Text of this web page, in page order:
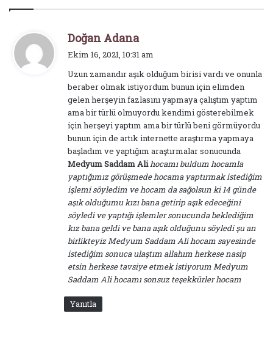
Doğan Adana
i
k
i
:
Ekim 16, 2021, 10:31 am
Uzun zamandır aşık olduğum birisi vardı ve onunla
beraber olmak istiyordum bunun için elimden
gelen herşeyin fazlasını yapmaya çalıştım yaptım
ama bir türlü olmuyordu kendimi gösterebilmek
için herşeyi yaptım ama bir türlü beni görmüyordu
bunun için de artık internette araştırma yapmaya
başladım ve yaptığım araştırmalar sonucunda
Medyum Saddam Alihocamı buldum hocamla
yaptığımız görüşmede hocama yaptırmak istediğim
işlemi söyledim ve hocam da sağolsun ki 14 günde
aşık olduğumu kızı bana getirip aşık edeceğini
söyledi ve yaptığı işlemler sonucunda beklediğim
kız bana geldi ve bana aşık olduğunu söyledi şu an
birlikteyiz Medyum Saddam Ali hocam sayesinde
istediğim sonuca ulaştım allahım herkese nasip
etsin herkese tavsiye etmek istiyorum Medyum
Saddam Ali hocamı sonsuz teşekkürler hocam
Yanıtla